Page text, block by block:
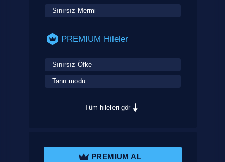
Sınırsız Mermi
PREMIUM Hileler
Sınırsız Öfke
Tanrı modu
Tüm hileleri gör
PREMIUM AL